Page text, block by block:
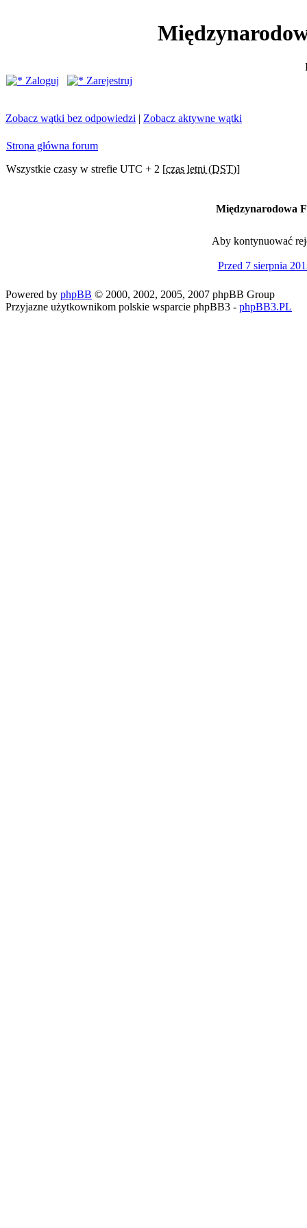
Zaloguj
Zarejestruj
Zobacz wątki bez odpowiedzi | Zobacz aktywne wątki
Strona główna forum
Wszystkie czasy w strefie UTC + 2 [czas letni (DST)]
Międzynarodowa
Aby kontynuować
Przed 7 sierpnia
Powered by phpBB © 2000, 2002, 2005, 2007 phpBB Group
Przyjazne użytkownikom polskie wsparcie phpBB3 - phpBB3.PL